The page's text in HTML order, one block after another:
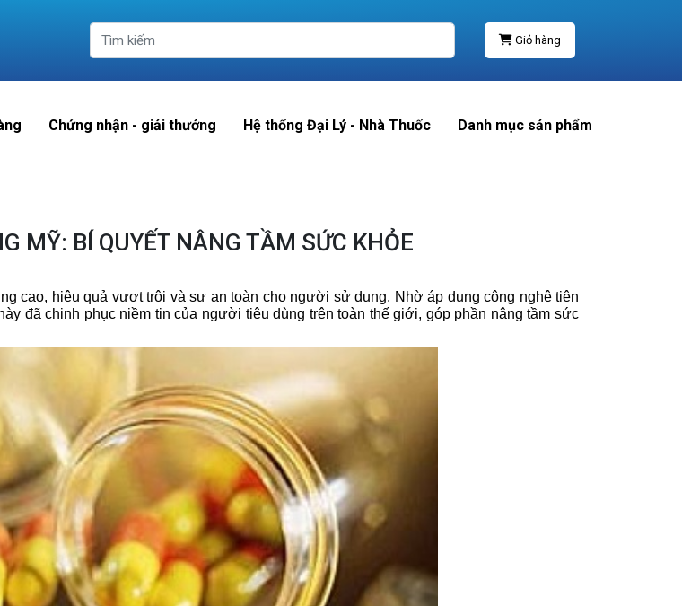
Giỏ hàng
Chứng nhận - giải thưởng Hệ thống Đại Lý - Nhà Thuốc Danh mục sản phẩm
MỸ: BÍ QUYẾT NÂNG TẦM SỨC KHỎE
cao, hiệu quả vượt trội và sự an toàn cho người sử dụng. Nhờ áp dụng công nghệ tiên
đã chinh phục niềm tin của người tiêu dùng trên toàn thế giới, góp phần nâng tầm sức